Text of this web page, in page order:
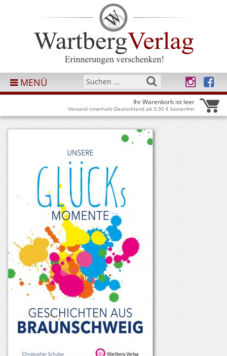
MENÜ
Ihr Warenkorb ist leer
Versand innerhalb Deutschland ab 9,90 € kostenfrei